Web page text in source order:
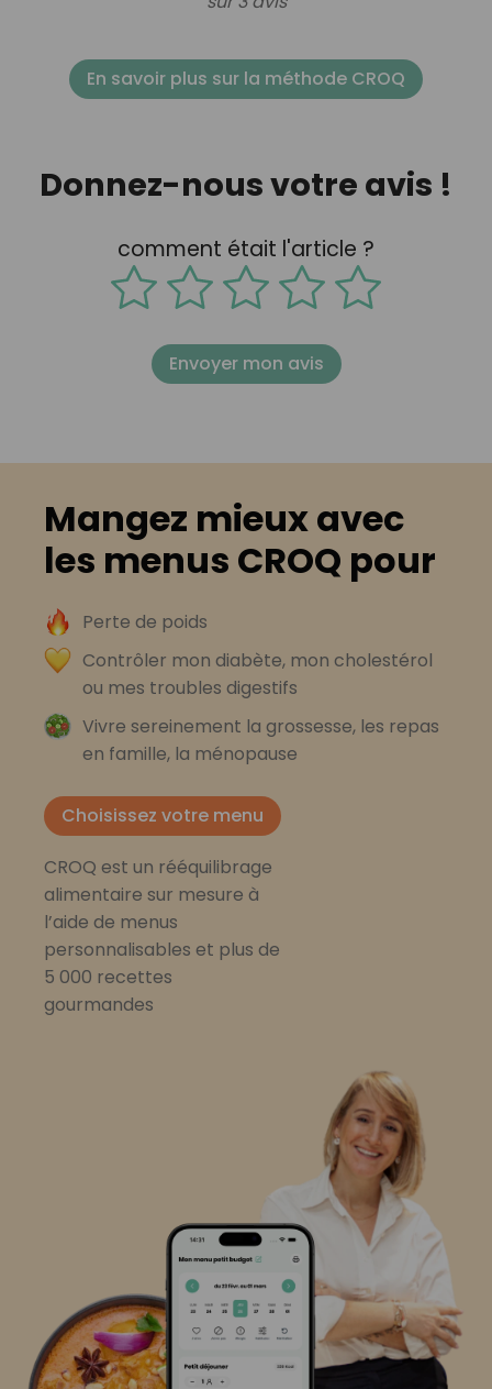
En savoir plus sur la méthode CROQ
Donnez-nous votre avis !
comment était l'article ?
Envoyer mon avis
Mangez mieux avec
les menus CROQ pour
Perte de poids
Contrôler mon diabète, mon cholestérol
ou mes troubles digestifs
Vivre sereinement la grossesse, les repas
en famille, la ménopause
Choisissez votre menu
CROQ est un rééquilibrage
alimentaire sur mesure à
l’aide de menus
personnalisables et plus de
5 000 recettes
gourmandes